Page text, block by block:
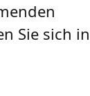
Sie sich in